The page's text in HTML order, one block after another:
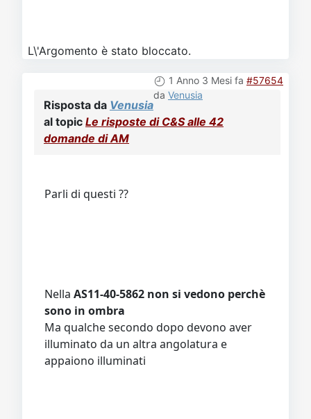
L\'Argomento è stato bloccato.
1 Anno 3 Mesi fa #57654
da Venusia
Risposta da Venusia
al topic Le risposte di C&S alle 42
domande di AM
Parli di questi ??
Nella AS11-40-5862 non si vedono perchè
sono in ombra
Ma qualche secondo dopo devono aver
illuminato da un altra angolatura e
appaiono illuminati